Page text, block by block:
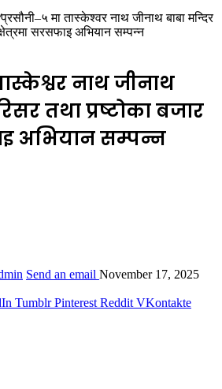
प्रसौनी–५ मा तास्केश्वर नाथ जीनाथ बाबा मन्दिर
सरसफाइ अभियान सम्पन्न
नाथ जीनाथ
तथा प्रष्टोका बजार
अभियान सम्पन्न
Send an email November 17, 2025
Tumblr Pinterest Reddit VKontakte